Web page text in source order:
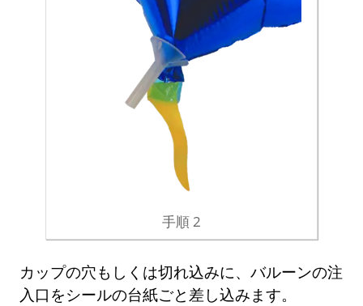
手順 2
カップの穴もしくは切れ込みに、バルーンの注
入口をシールの台紙ごと差し込みます。